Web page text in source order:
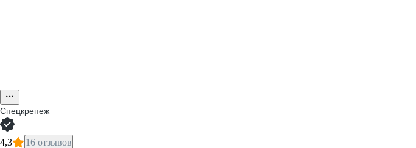
Спецкрепеж
4,3 16 отзывов